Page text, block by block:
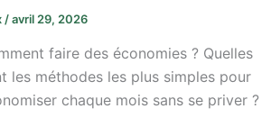
/avril 29, 2026
faire des économies ? Quelles
les méthodes les plus simples pour
chaque mois sans se priver ?